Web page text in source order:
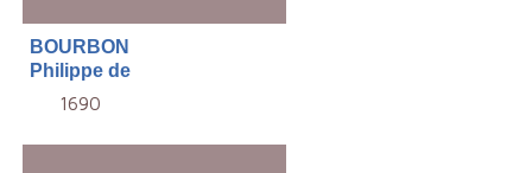
BOURBON
Philippe de
1690